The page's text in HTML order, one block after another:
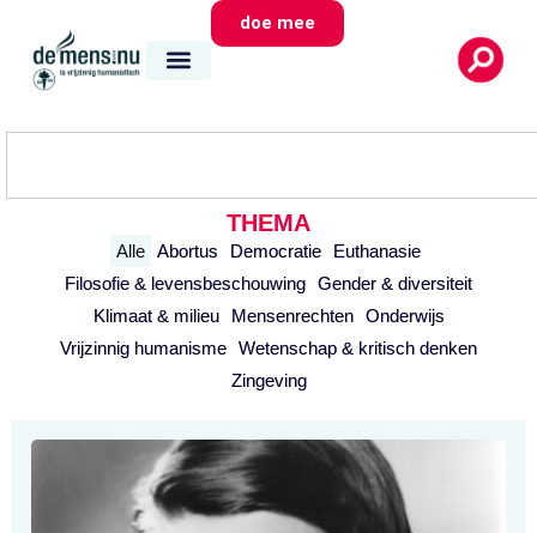
doe mee
THEMA
Abortus Democratie
Euthanasie
Filosofie & levensbeschouwing Gender & diversiteit
Klimaat & milieu
Mensenrechten
Onderwijs
Vrijzinnig humanisme Wetenschap & kritisch denken
Zingeving
Alle